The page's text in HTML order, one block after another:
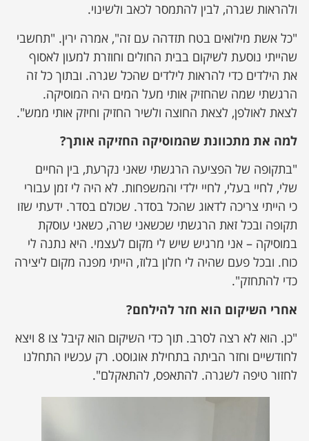
ולהראות שגרה, לבין להתמסר לכאב ולשינוי.
"כל אשת מילואים בטח תזדהה עם זה", אמרה ירין. "תחשבי
שהייתי נוסעת לשיקום בבית החולים וחוזרת למעון לאסוף
את הילדים כדי להראות לילדים שהכל שגרה. ובתוך כל זה
הרגשתי שמה שהחזיק אותי מעל המים היה המוסיקה.
לצאת לאולפן, לצאת החוצה ולשיר החזיק וחיזק אותי ממש".
למה את מתכוונת שהמוסיקה החזיקה אותך?
"בתקופה של הפציעה הרגשתי שאני נקרעת, בין החיים
שלי, לחיי בעלי, לחיי ילדי והמשפחות. לא היה לי זמן עבורי
כי הייתי צריכה לדאוג שהכל בסדר. שכולם בסדר. ידעתי שזו
תקופה ובכל זאת הרגשתי שכשאני שרה, כשאני עוסקת
במוסיקה – אני מרגיש שיש לי מקום לעצמי. היא נתנה לי
כוח. ובכל פעם שהיה לי חלון בלוז, הייתי מפנה מקום ליצירה
כדי להתחזק".
אחרי השיקום הוא חזר להילחם?
"כן. הוא לא רצה לסרב. תוך כדי השיקום הוא קיבל צו 8 ויצא
לחודשיים וחזר הביתה בתחילת אוגוסט. רק עכשיו התחלנו
לחזור טיפה לשגרה. להתאפס, להתאקלם".